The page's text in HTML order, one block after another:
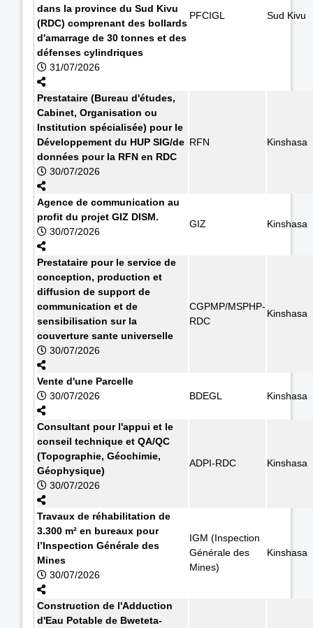
dans la province du Sud Kivu
(RDC) comprenant des bollards
d'amarrage de 30 tonnes et des
défenses cylindriques
31/07/2026
PFCIGL Sud Kivu
Prestataire (Bureau d'études,
Cabinet, Organisation ou
Institution spécialisée) pour le
Développement du HUP SIG/de
données pour la RFN en RDC
30/07/2026
RFN Kinshasa
Agence de communication au
profit du projet GIZ DISM.
30/07/2026
GIZ Kinshasa
Prestataire pour le service de
conception, production et
diffusion de support de
communication et de
sensibilisation sur la
couverture sante universelle
30/07/2026
CGPMP/MSPHP-
RDC
Kinshasa
Vente d'une Parcelle
30/07/2026
BDEGL Kinshasa
Consultant pour l'appui et le
conseil technique et QA/QC
(Topographie, Géochimie,
Géophysique)
30/07/2026
ADPI-RDC Kinshasa
Travaux de réhabilitation de
3.300 m² en bureaux pour
l’Inspection Générale des
Mines
30/07/2026
IGM (Inspection
Générale des
Mines)
Kinshasa
Construction de l'Adduction
d'Eau Potable de Bweteta-